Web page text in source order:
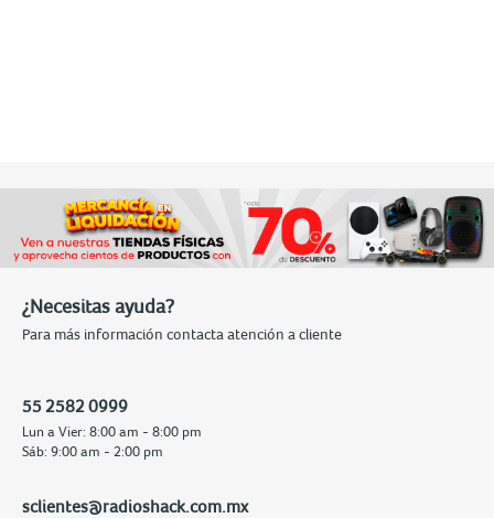
¿Necesitas ayuda?
Para más información contacta atención a cliente
55 2582 0999
Lun a Vier: 8:00 am - 8:00 pm
Sáb: 9:00 am - 2:00 pm
sclientes@radioshack.com.mx